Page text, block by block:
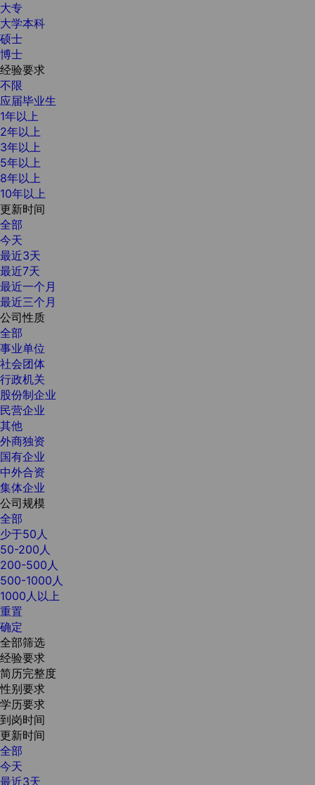
大专
大学本科
硕士
博士
经验要求
不限
应届毕业生
1年以上
2年以上
3年以上
5年以上
8年以上
10年以上
更新时间
全部
今天
最近3天
最近7天
最近一个月
最近三个月
公司性质
全部
事业单位
社会团体
行政机关
股份制企业
民营企业
其他
外商独资
国有企业
中外合资
集体企业
公司规模
全部
少于50人
50-200人
200-500人
500-1000人
1000人以上
重置
确定
全部筛选
经验要求
简历完整度
性别要求
学历要求
到岗时间
更新时间
全部
今天
最近3天